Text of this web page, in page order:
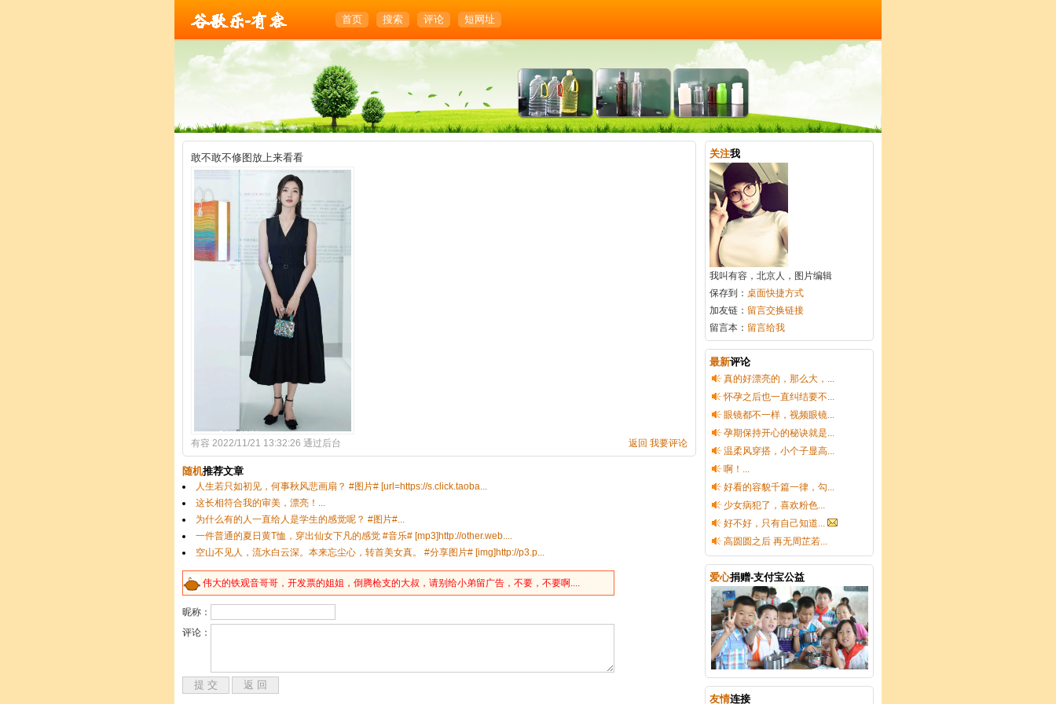
首页 搜索 评论 短网址
敢不敢不修图放上来看看
有容 2022/11/21 13:32:26 通过后台 返回 我要评论
伟大的铁观音哥哥，开发票的姐姐，倒腾枪支的大叔，请别给小弟留广告，不要，不要啊....
昵称：
评论：
关注我
我叫有容，北京人，图片编辑
保存到： 桌面快捷方式
加友链： 留言交换链接
留言本： 留言给我
最新评论
真的好漂亮的，那么大，...
怀孕之后也一直纠结要不...
眼镜都不一样，视频眼镜...
孕期保持开心的秘诀就是...
温柔风穿搭，小个子显高...
啊！...
好看的容貌千篇一律，勾...
少女病犯了，喜欢粉色...
好不好，只有自己知道...
高圆圆之后 再无周芷若...
爱心捐赠-支付宝公益
友情连接